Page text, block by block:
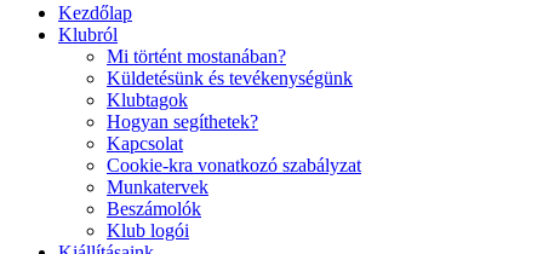
Kezdőlap
Klubról
Mi történt mostanában?
Küldetésünk és tevékenységünk
Klubtagok
Hogyan segíthetek?
Kapcsolat
Cookie-kra vonatkozó szabályzat
Munkatervek
Beszámolók
Klub logói